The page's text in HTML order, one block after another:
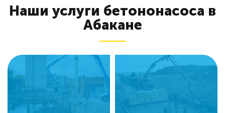
Наши услуги бетононасоса в
Абакане